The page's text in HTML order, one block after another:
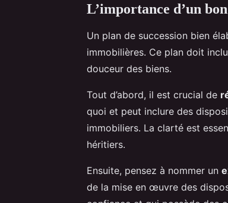
L’importance d’un
Un plan de succession bien
immobilières. Ce plan doit
douceur des biens.
Tout d’abord, il est crucial de
quoi et peut inclure des
immobiliers. La clarté est
héritiers.
Ensuite, pensez à nommer un
de la mise en œuvre des